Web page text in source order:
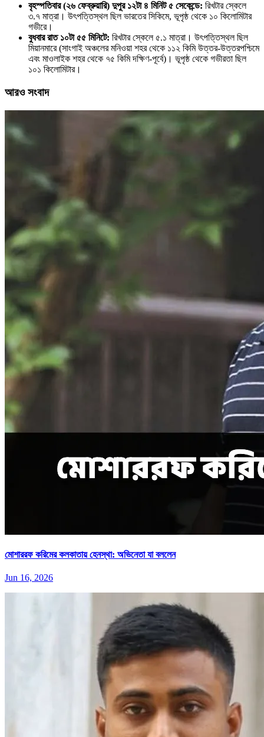
বৃহস্পতিবার (২৬ ফেব্রুয়ারি) দুপুর ১২টা ৪ মিনিট ৫ সেকেন্ডে: রিখটার স্কেলে
৩.৭ মাত্রা। উৎপত্তিস্থল ছিল ভারতের সিকিমে, ভূপৃষ্ঠ থেকে ১০ কিলোমিটার
গভীরে।
বুধবার রাত ১০টা ৫৫ মিনিটে: রিখটার স্কেলে ৫.১ মাত্রা। উৎপত্তিস্থল ছিল
মিয়ানমারে (সাংগাই অঞ্চলের মনিওয়া শহর থেকে ১১২ কিমি উত্তর-উত্তরপশ্চিমে
এবং মাওলাইক শহর থেকে ৭৫ কিমি দক্ষিণ-পূর্বে)। ভূপৃষ্ঠ থেকে গভীরতা ছিল
১০১ কিলোমিটার।
আরও সংবাদ
মোশাররফ করিমের কলকাতায় হেনস্থা: অভিনেতা যা বললেন
Jun 16, 2026